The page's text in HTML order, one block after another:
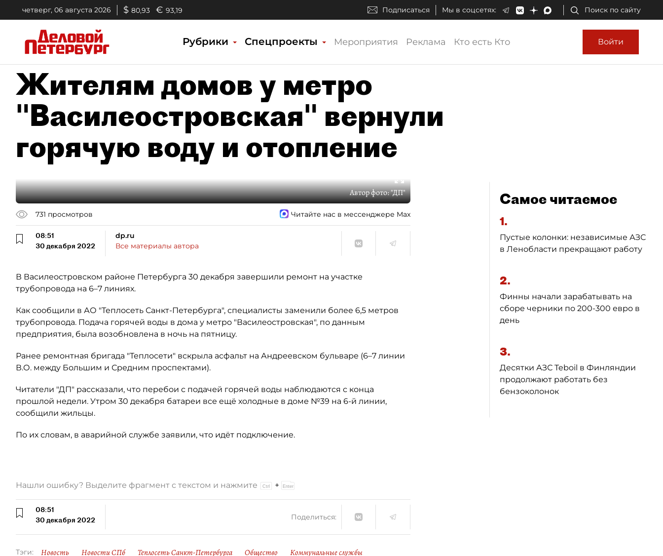
четверг, 06 августа 2026 $ 80,93 € 93,19 Подписаться Мы в соцсетях: Поиск по сайту
Рубрики Спецпроекты Мероприятия Реклама Кто есть Кто Войти
Жителям домов у метро
"Василеостровская" вернули
горячую воду и отопление
Автор фото:"ДП"
731 просмотров Читайте нас в мессенджере Max
08:51
30 декабря 2022
dp.ru
Все материалы автора
В Василеостровском районе Петербурга 30 декабря завершили ремонт на участке
трубопровода на 6–7 линиях.
Как сообщили в АО "Теплосеть Санкт-Петербурга", специалисты заменили более 6,5 метров
трубопровода. Подача горячей воды в дома у метро "Василеостровская", по данным
предприятия, была возобновлена в ночь на пятницу.
Ранее ремонтная бригада "Теплосети" вскрыла асфальт на Андреевском бульваре (6–7 линии
В.О. между Большим и Средним проспектами).
Читатели "ДП" рассказали, что перебои с подачей горячей воды наблюдаются с конца
прошлой недели. Утром 30 декабря батареи все ещё холодные в доме №39 на 6-й линии,
сообщили жильцы.
По их словам, в аварийной службе заявили, что идёт подключение.
Самое читаемое
1.
Пустые колонки: независимые АЗС
в Ленобласти прекращают работу
2.
Финны начали зарабатывать на
сборе черники по 200-300 евро в
день
3.
Десятки АЗС Teboil в Финляндии
продолжают работать без
бензоколонок
Нашли ошибку? Выделите фрагмент с текстом и нажмите +
08:51
30 декабря 2022
Поделиться:
Тэги: Новость Новости СПб Теплосеть Санкт-Петербурга Общество Коммунальные службы